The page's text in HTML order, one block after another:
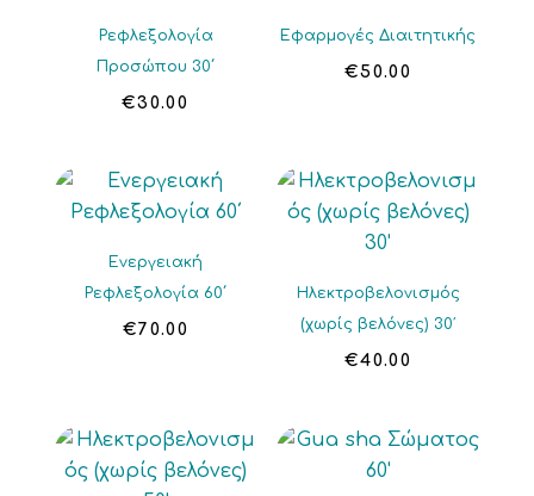
Ρεφλεξολογία
Προσώπου 30΄
€30.00
Εφαρμογές Διαιτητικής
€50.00
Ενεργειακή
Ρεφλεξολογία 60΄
€70.00
Ηλεκτροβελονισμός
(χωρίς βελόνες) 30′
€40.00